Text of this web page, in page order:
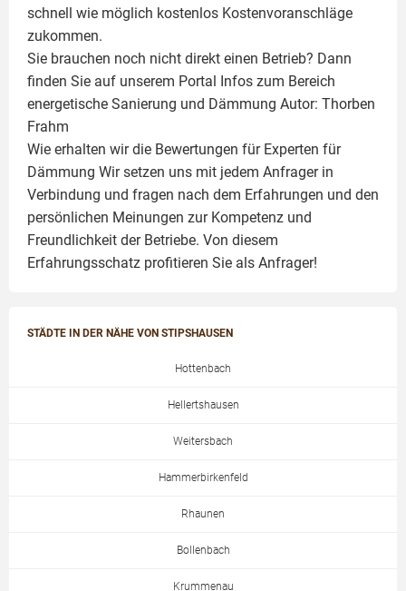
schnell wie möglich kostenlos Kostenvoranschläge
zukommen.
Sie brauchen noch nicht direkt einen Betrieb? Dann
finden Sie auf unserem Portal Infos zum Bereich
energetische Sanierung und Dämmung Autor: Thorben
Frahm
Wie erhalten wir die Bewertungen für Experten für
Dämmung Wir setzen uns mit jedem Anfrager in
Verbindung und fragen nach dem Erfahrungen und den
persönlichen Meinungen zur Kompetenz und
Freundlichkeit der Betriebe. Von diesem
Erfahrungsschatz profitieren Sie als Anfrager!
STÄDTE IN DER NÄHE VON STIPSHAUSEN
Hottenbach
Hellertshausen
Weitersbach
Hammerbirkenfeld
Rhaunen
Bollenbach
Krummenau